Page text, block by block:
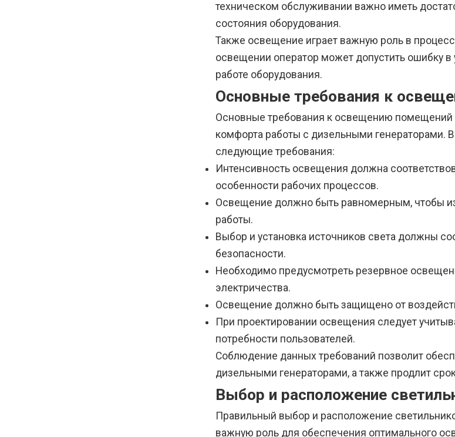
техническом обслуживании важно иметь
состояния оборудования.
Также освещение играет важную роль в
освещении оператор может допустить ошибку
работе оборудования.
Основные требования к
Основные требования к освещению помещений
комфорта работы с дизельными генераторами.
следующие требования:
Интенсивность освещения должна
особенности рабочих процессов.
Освещение должно быть равномерным, чтобы
работы.
Выбор и установка источников света должны
безопасности.
Необходимо предусмотреть резервное
электричества.
Освещение должно быть защищено от
При проектировании освещения следует
потребности пользователей.
Соблюдение данных требований позволит
дизельными генераторами, а также продлит
Выбор и расположение
Правильный выбор и расположение
важную роль для обеспечения оптимального